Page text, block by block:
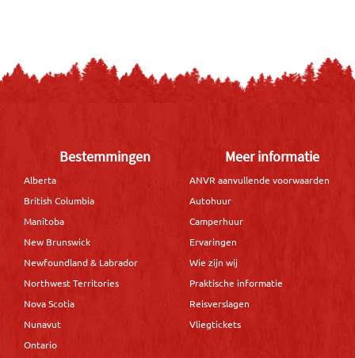
Bestemmingen
Alberta
British Columbia
Manitoba
New Brunswick
Newfoundland & Labrador
Northwest Territories
Nova Scotia
Nunavut
Ontario
Meer informatie
ANVR aanvullende voorwaarden
Autohuur
Camperhuur
Ervaringen
Wie zijn wij
Praktische informatie
Reisverslagen
Vliegtickets